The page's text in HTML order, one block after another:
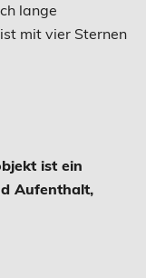
lange
mit vier Sternen
ist ein
Aufenthalt,